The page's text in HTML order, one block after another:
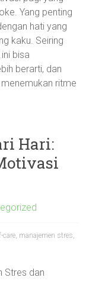
Yang penting
hati yang
kaku. Seiring
bisa
berarti, dan
ritme
Hari:
care, manajemen stres,
Stres dan